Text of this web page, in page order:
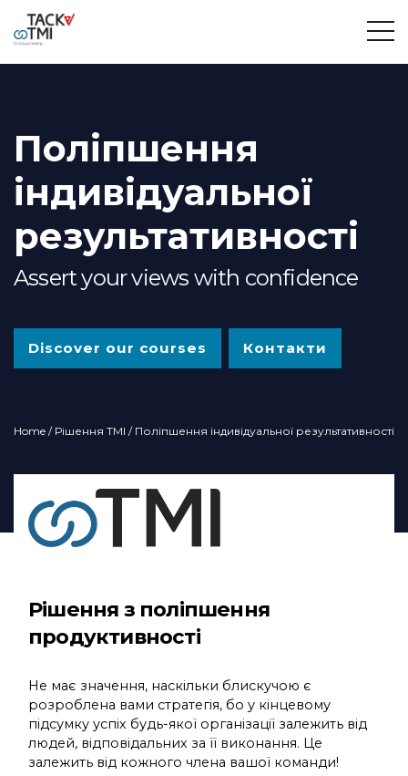
Поліпшення
індивідуальної
результативності
Assert your views with confidence
Discover our courses Контакти
Home / Рішення TMI / Поліпшення індивідуальної результативності
Рішення з поліпшення
продуктивності
Не має значення, наскільки блискучою є
розроблена вами стратегія, бо у кінцевому
підсумку успіх будь-якої організації залежить від
людей, відповідальних за її виконання. Це
залежить від кожного члена вашої команди!